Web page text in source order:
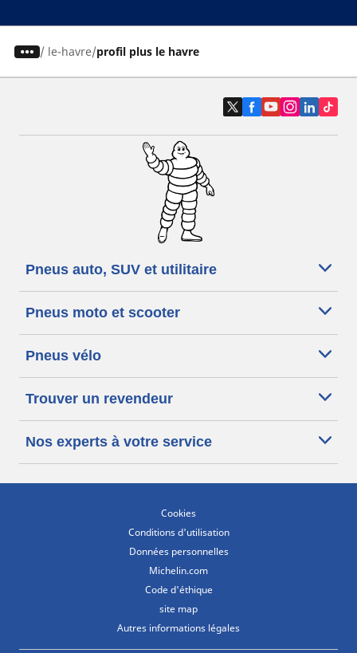
/ le-havre profil plus le havre
Pneus auto, SUV et utilitaire
Pneus moto et scooter
Pneus vélo
Trouver un revendeur
Nos experts à votre service
Cookies
Conditions d'utilisation
Données personnelles
Michelin.com
Code d'éthique
site map
Autres informations légales